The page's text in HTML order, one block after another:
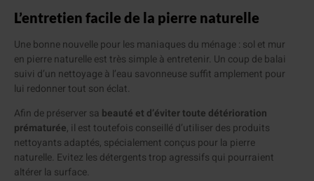
L’entretien facile de la pierre naturelle
Une bonne nouvelle pour les maniaques du ménage : sol et mur
en pierre naturelle est très simple à entretenir. Un coup de balai
suivi d’un nettoyage à l’eau savonneuse suffit amplement pour
lui redonner tout son éclat.
Afin de préserver sa beauté et d’éviter toute détérioration
prématurée, il est toutefois conseillé d’utiliser des produits
nettoyants adaptés, spécialement conçus pour la pierre
naturelle. Evitez les détergents trop agressifs qui pourraient
altérer la surface.